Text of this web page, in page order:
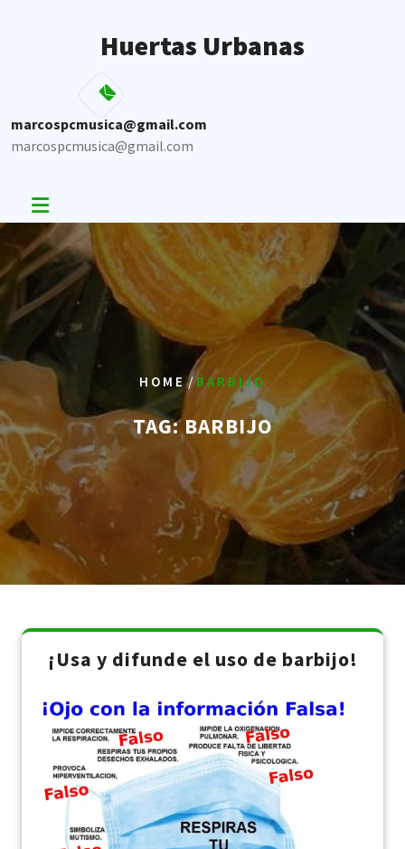
Huertas Urbanas
marcospcmusica@gmail.com
marcospcmusica@gmail.com
HOME/BARBIJO
TAG:BARBIJO
¡Usa y difunde el uso de barbijo!